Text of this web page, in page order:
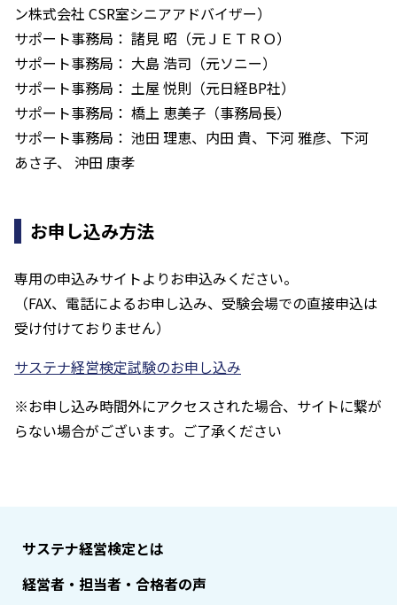
ン株式会社 CSR室シニアアドバイザー）
サポート事務局： 諸見 昭（元ＪＥＴＲＯ）
サポート事務局： 大島 浩司（元ソニー）
サポート事務局： 土屋 悦則（元日経BP社）
サポート事務局： 橋上 恵美子（事務局長）
サポート事務局： 池田 理恵、内田 貴、下河 雅彦、下河
あさ子、 沖田 康孝
お申し込み方法
専用の申込みサイトよりお申込みください。
（FAX、電話によるお申し込み、受験会場での直接申込は
受け付けておりません）
サステナ経営検定試験のお申し込み
※お申し込み時間外にアクセスされた場合、サイトに繋が
らない場合がございます。ご了承ください
サステナ経営検定とは
経営者・担当者・合格者の声